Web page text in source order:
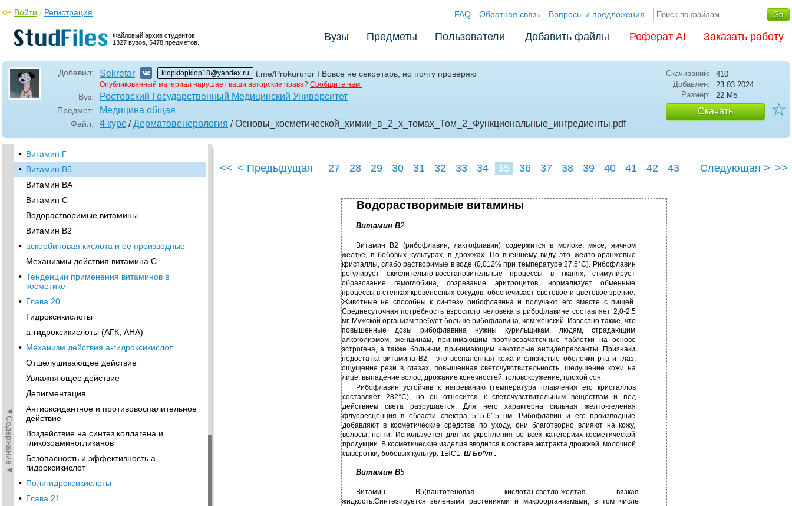
Файловый архив студентов.
1327 вузов, 5478 предметов.
Войти / Регистрация FAQ Обратная связь Вопросы и предложения
Вузы Предметы Пользователи Добавить файлы Реферат AI Заказать работу
Добавил: Sekretar kiopkiopkiop18@yandex.ru t.me/Prokururor I Вовсе не секретарь, но почту проверяю
Опубликованный материал нарушает ваши авторские права? Сообщите нам.
Вуз: Ростовский Государственный Медицинский Университет
Предмет: Медицина общая
Файл: 4 курс /Дерматовенерология / Основы_косметической_химии_в_2_х_томах_Том_2_Функциональные_ингредиенты.pdf
Скачиваний:
410
Добавлен:
23.03.2024
Размер:
22 Мб
Скачать ☆
◄Содержание◄
Факторы роста
• Гидролизаты
•
Глава 19.
Витамины
Жирорастворимые витамины
Витамин А и другие ретиноиды
Ретиноиды в косметике
Витамин О
• Витамин Г
• Витамин В5
Витамин ВА
Витамин С
Водорастворимые витамины
Витамин В2
• аскорбиновая кислота и ее производные
Механизмы действия витамина С
• Тенденции применения витаминов в
косметике
• Глава 20.
Гидроксикислоты
а-гидроксикислоты (АГК, АНА)
• Механизм действия а-гидроксикислот
Отшелушивающее действие
Увлажняющее действие
Депигментация
Антиоксидантное и противовоспалительное
действие
Воздействие на синтез коллагена и
гликозоаминогликанов
Безопасность и эффективность а-
гидроксикислот
• Полигидроксикислоты
• Глава 21.
<< < Предыдущая 27 28 29 30 31 32 33 34 35 36 37 38 39 40 41 42
43
Следующая > >>
Водорастворимые витамины
Витамин В2
Витамин В2 (рибофлавин, лактофлавин) содержится в молоке, мясе, яичном
желтке, в бобовых культурах, в дрожжах. По внешнему виду это желто-оранжевые
кристаллы, слабо растворимые в воде (0,012% при температуре 27,5°С). Рибофлавин
регулирует окислительно-восстановительные процессы в тканях, стимулирует
образование гемоглобина, созревание эритроцитов, нормализует обменные
процессы в стенках кровеносных сосудов, обеспечивает световое и цветовое зрение.
Животные не способны к синтезу рибофлавина и получают его вместе с пищей.
Среднесуточная потребность взрослого человека в рибофлавине составляет 2,0-2,5
мг. Мужской организм требует больше рибофлавина, чем женский. Известно также, что
повышенные дозы рибофлавина нужны курильщикам, людям, страдающим
алкоголизмом, женщинам, принимающим противозачаточные таблетки на основе
эстрогена, а также больным, принимающим некоторые антидепрессанты. Признаки
недостатка витамина В2 - это воспаленная кожа и слизистые оболочки рта и глаз,
ощущение рези в глазах, повышенная светочувствительность, шелушение кожи на
лице, выпадение волос, дрожание конечностей, головокружение, плохой сон.
Рибофлавин устойчив к нагреванию (температура плавления его кристаллов
составляет 282°С), но он относится к светочувствительным веществам и под
действием света разрушается. Для него характерна сильная желто-зеленая
флуоресценция в области спектра 515-615 нм. Рибофлавин и его производные
добавляют в косметические средства по уходу, они благотворно влияют на кожу,
волосы, ногти. Используется для их укрепления во всех категориях косметической
продукции. В косметические изделия вводится в составе экстракта дрожжей, молочной
сыворотки, бобовых культур. 1ЫС1: Ш Ьо^т .
Витамин В5
Витамин В5(пантотеновая кислота)-светло-желтая вязкая
жидкость.Синтезируется зелеными растениями и микроорганизмами, в том числе